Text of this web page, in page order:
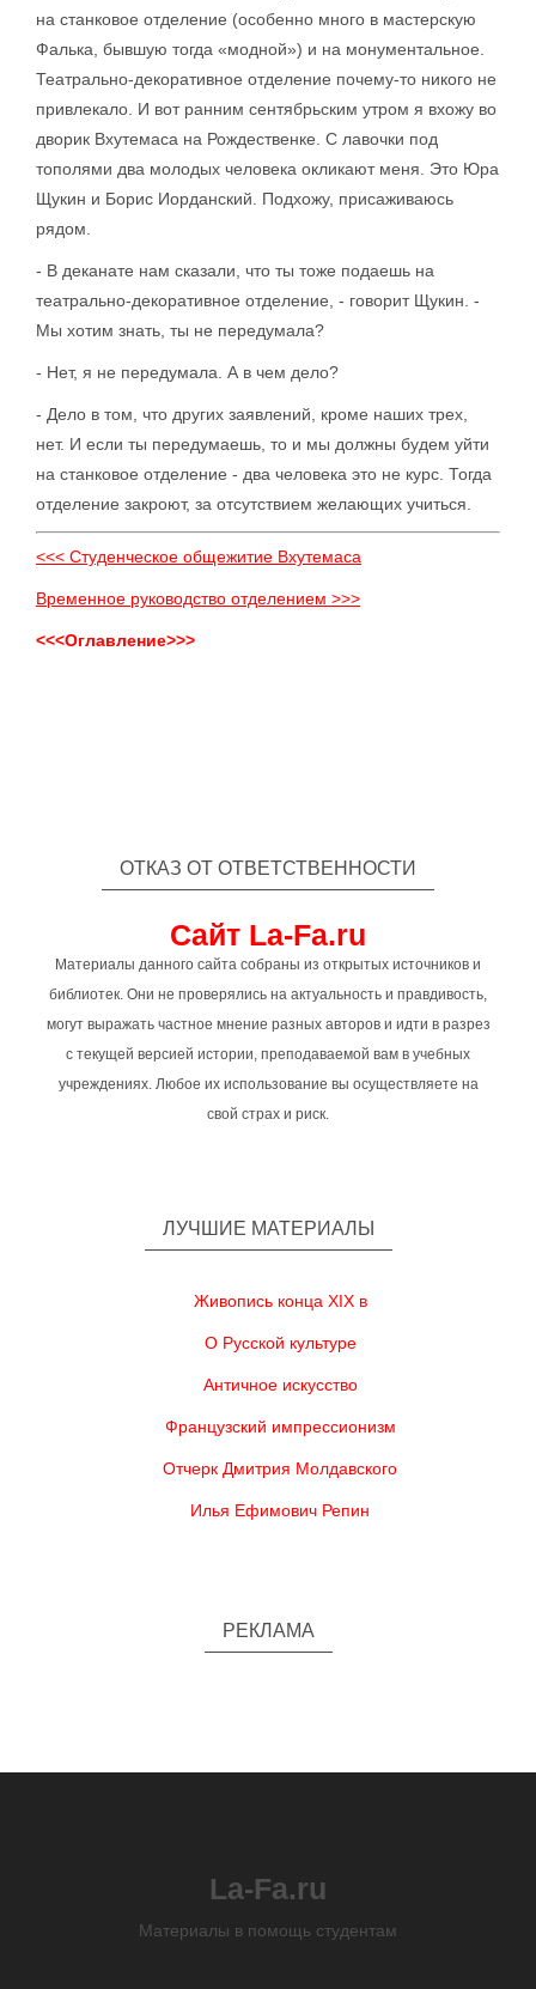
на станковое отделение (особенно много в мастерскую
Фалька, бывшую тогда «модной») и на монументальное.
Театрально-декоративное отделение почему-то никого не
привлекало. И вот ранним сентябрьским утром я вхожу во
дворик Вхутемаса на Рождественке. С лавочки под
тополями два молодых человека окликают меня. Это Юра
Щукин и Борис Иорданский. Подхожу, присаживаюсь
рядом.
- В деканате нам сказали, что ты тоже подаешь на
театрально-декоративное отделение, - говорит Щукин. -
Мы хотим знать, ты не передумала?
- Нет, я не передумала. А в чем дело?
- Дело в том, что других заявлений, кроме наших трех,
нет. И если ты передумаешь, то и мы должны будем уйти
на станковое отделение - два человека это не курс. Тогда
отделение закроют, за отсутствием желающих учиться.
<<< Студенческое общежитие Вхутемаса
Временное руководство отделением >>>
<<<Оглавление>>>
ОТКАЗ ОТ ОТВЕТСТВЕННОСТИ
Сайт La-Fa.ru
Материалы данного сайта собраны из открытых источников и
библиотек. Они не проверялись на актуальность и правдивость,
могут выражать частное мнение разных авторов и идти в разрез
с текущей версией истории, преподаваемой вам в учебных
учреждениях. Любое их использование вы осуществляете на
свой страх и риск.
ЛУЧШИЕ МАТЕРИАЛЫ
Живопись конца XIX в
О Русской культуре
Античное искусство
Французский импрессионизм
Отчерк Дмитрия Молдавского
Илья Ефимович Репин
РЕКЛАМА
La-Fa.ru
Материалы в помощь студентам